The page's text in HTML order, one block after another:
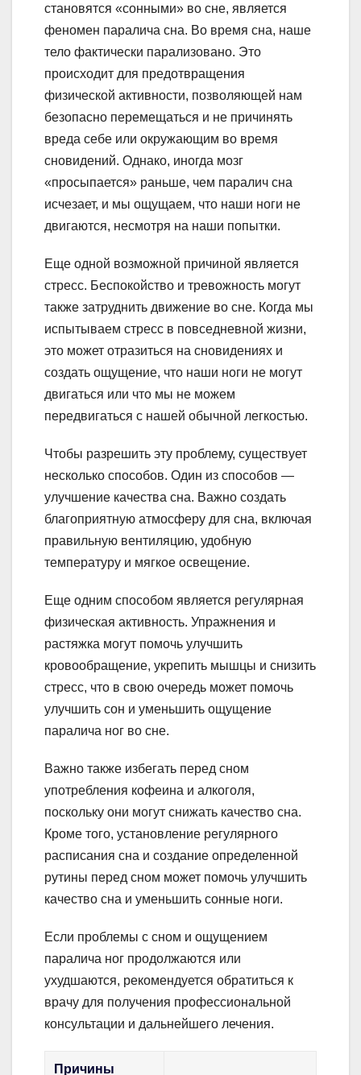
становятся «сонными» во сне, является
феномен паралича сна. Во время сна, наше
тело фактически парализовано. Это
происходит для предотвращения
физической активности, позволяющей нам
безопасно перемещаться и не причинять
вреда себе или окружающим во время
сновидений. Однако, иногда мозг
«просыпается» раньше, чем паралич сна
исчезает, и мы ощущаем, что наши ноги не
двигаются, несмотря на наши попытки.
Еще одной возможной причиной является
стресс. Беспокойство и тревожность могут
также затруднить движение во сне. Когда мы
испытываем стресс в повседневной жизни,
это может отразиться на сновидениях и
создать ощущение, что наши ноги не могут
двигаться или что мы не можем
передвигаться с нашей обычной легкостью.
Чтобы разрешить эту проблему, существует
несколько способов. Один из способов —
улучшение качества сна. Важно создать
благоприятную атмосферу для сна, включая
правильную вентиляцию, удобную
температуру и мягкое освещение.
Еще одним способом является регулярная
физическая активность. Упражнения и
растяжка могут помочь улучшить
кровообращение, укрепить мышцы и снизить
стресс, что в свою очередь может помочь
улучшить сон и уменьшить ощущение
паралича ног во сне.
Важно также избегать перед сном
употребления кофеина и алкоголя,
поскольку они могут снижать качество сна.
Кроме того, установление регулярного
расписания сна и создание определенной
рутины перед сном может помочь улучшить
качество сна и уменьшить сонные ноги.
Если проблемы с сном и ощущением
паралича ног продолжаются или
ухудшаются, рекомендуется обратиться к
врачу для получения профессиональной
консультации и дальнейшего лечения.
Причины